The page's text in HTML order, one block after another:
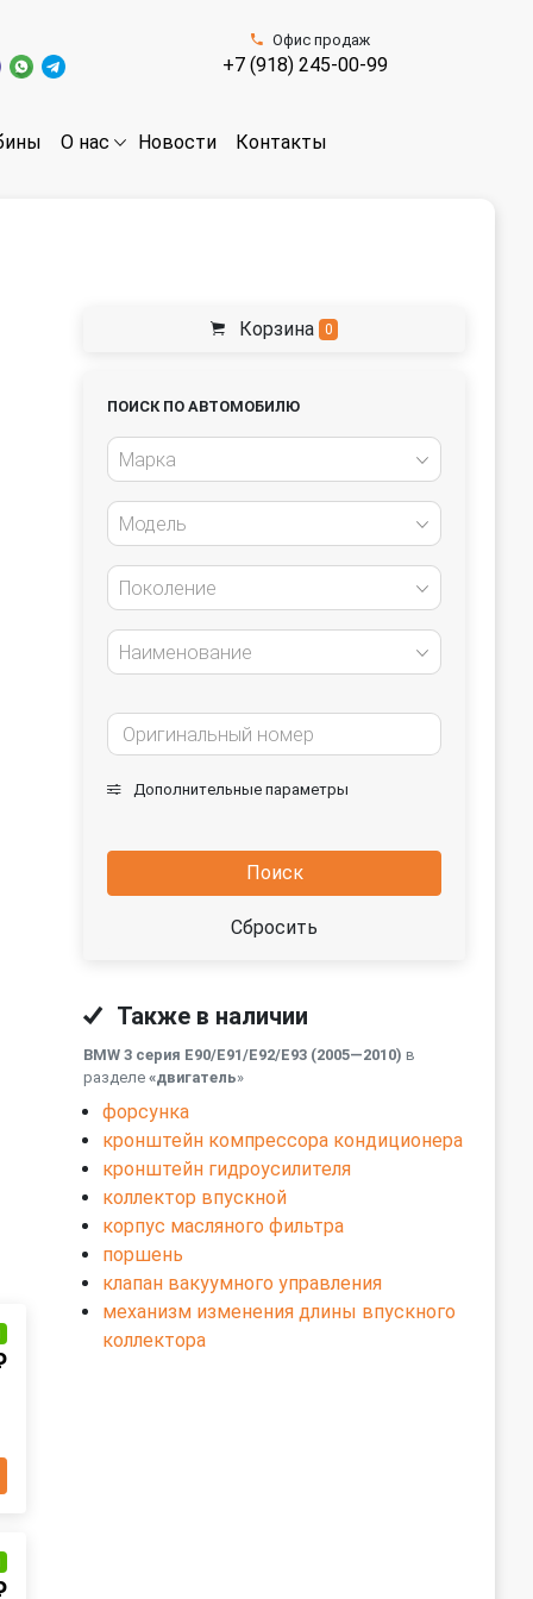
Офис продаж
+7 (918) 245-00-99
О нас Новости Контакты
Корзина 0
ПОИСК ПО АВТОМОБИЛЮ
Марка
Модель
Поколение
Наименование
Дополнительные параметры
Поиск
Сбросить
Также в наличии
BMW 3 серия E90/E91/E92/E93 (2005—2010) в
разделе «двигатель»
форсунка
кронштейн компрессора кондиционера
кронштейн гидроусилителя
коллектор впускной
корпус масляного фильтра
поршень
клапан вакуумного управления
механизм изменения длины впускного
коллектора